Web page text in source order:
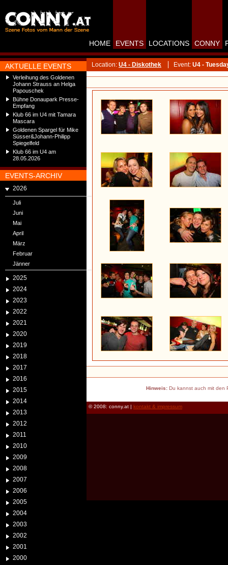
AKTUELLE EVENTS
Verleihung des Goldenen
Johann Strauss an Helga
Papouschek
Bühne Donaupark Presse-
Empfang
Klub 66 im U4 mit Tamara
Mascara
Goldenen Spargel für Mike
Süsser&Johann-Philipp
Spiegelfeld
Klub 66 im U4 am
28.05.2026
EVENTS-ARCHIV
2026
Juli
Juni
Mai
April
März
Februar
Jänner
2025
2024
2023
2022
2021
2020
2019
2018
2017
2016
2015
2014
2013
2012
2011
2010
2009
2008
2007
2006
2005
2004
2003
2002
2001
2000
HOME EVENTS LOCATIONS CONNY
Location: U4 - Diskothek Event: U4 -
Hinweis:Du kannst auch mit den
© 2008: conny.at | kontakt & impressum